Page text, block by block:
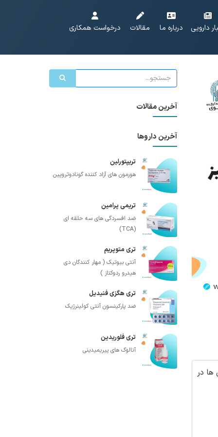
دارویی درباره ما مقالات درخواست همکاری
ها در
آخرین مقالات
آخرین داروها
تریپتورلین
هورمون های آزاد کننده گونادوتروپین
تریمی پرامین
ضد افسردگی های سه حلقه ای
(TCA)
تری متوپریم
آنتی بیوتیک ( مهار کنندگان دی
هیدرو ردوکتاز )
تری هگزی فنیدیل
ضد پارکینسون آنتی کولینرژیک
تری فلوریدین
آنالوگ های پیریمیدینی